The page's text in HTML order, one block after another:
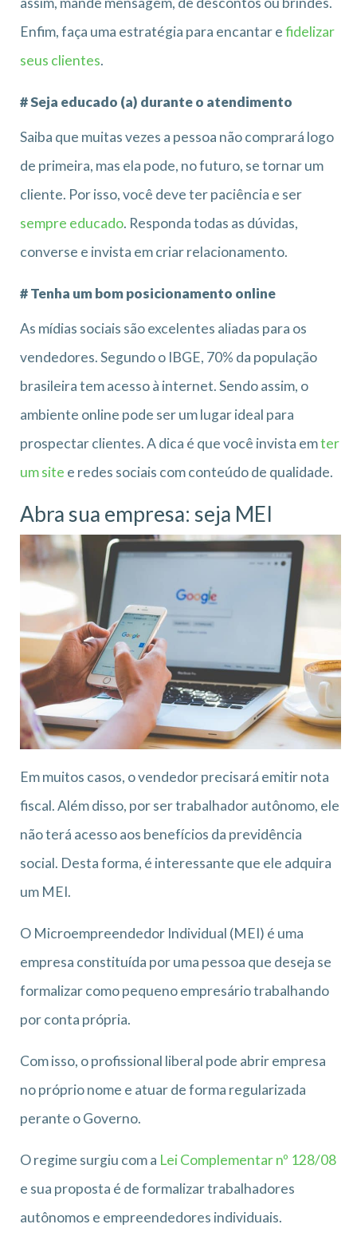
Enfim, faça uma estratégia para encantar efidelizar
seus clientes.
# Seja educado (a) durante o atendimento
Saiba que muitas vezes a pessoa não comprará logo
de primeira, mas ela pode, no futuro, se tornar um
cliente. Por isso, você deve ter paciência e ser
sempre educado. Responda todas as dúvidas,
converse e invista em criar relacionamento.
# Tenha um bom posicionamento online
As mídias sociais são excelentes aliadas para os
vendedores. Segundo o IBGE, 70% da população
brasileira tem acesso à internet. Sendo assim, o
ambiente online pode ser um lugar ideal para
prospectar clientes. A dica é que você invista emter
um site e redes sociais com conteúdo de qualidade.
Abra sua empresa: seja MEI
Em muitos casos, o vendedor precisará emitir nota
fiscal. Além disso, por ser trabalhador autônomo, ele
não terá acesso aos benefícios da previdência
social. Desta forma, é interessante que ele adquira
um MEI.
O Microempreendedor Individual (MEI) é uma
empresa constituída por uma pessoa que deseja se
formalizar como pequeno empresário trabalhando
por conta própria.
Com isso, o profissional liberal pode abrir empresa
no próprio nome e atuar de forma regularizada
perante o Governo.
O regime surgiu com a Lei Complementar nº 128/08
e sua proposta é de formalizar trabalhadores
autônomos e empreendedores individuais.